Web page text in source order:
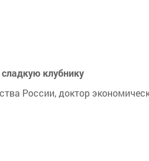
клубнику
России, доктор